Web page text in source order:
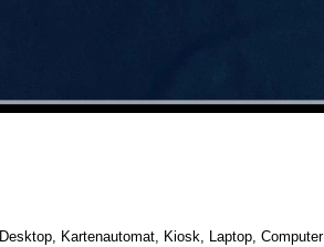
Desktop, Kartenautomat, Kiosk, Laptop, Computer